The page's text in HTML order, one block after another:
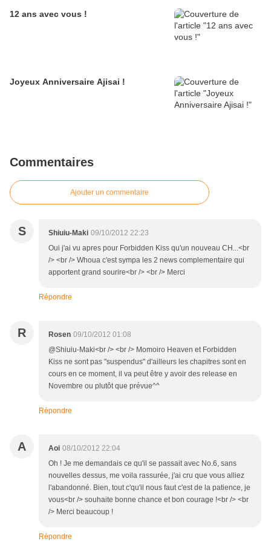
12 ans avec vous !
Joyeux Anniversaire Ajisai !
Commentaires
Ajouter un commentaire
S Shiuiu-Maki 09/10/2012 22:23
Oui j'ai vu apres pour Forbidden Kiss qu'un nouveau CH...<br
/> <br /> Whoua c'est sympa les 2 news complementaire qui
apportent grand sourire<br /> <br /> Merci
Répondre
R Rosen 09/10/2012 01:08
@Shiuiu-Maki<br /> <br /> Momoiro Heaven et Forbidden
Kiss ne sont pas "suspendus" d'ailleurs les chapitres sont en
cours en ce moment, il va peut être y avoir des release en
Novembre ou plutôt que prévue^^
Répondre
A Aoi 08/10/2012 22:04
Oh ! Je me demandais ce qu'il se passait avec No.6, sans
nouvelles dessus, me voila rassurée, j'ai cru que vous alliez
l'abandonné. Bien, tout c'qu'il nous faut c'est de la patience, je
vous<br /> souhaite bonne chance et bon courage !<br /> <br
/> Merci beaucoup !
Répondre